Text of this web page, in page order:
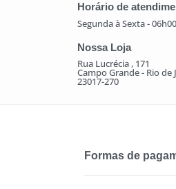
Horário de
Segunda à Sexta -
Nossa Loja
Rua Lucrécia , 171
Campo Grande - Rio de
23017-270
Formas de